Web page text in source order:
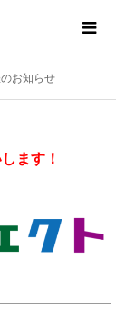
お知らせ
ます！